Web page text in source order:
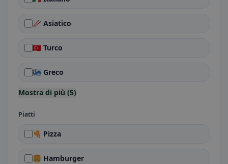
🥢 Asiatico
🇹🇷 Turco
🇬🇷 Greco
Mostra di più (5)
Piatti
🍕 Pizza
🍔 Hamburger